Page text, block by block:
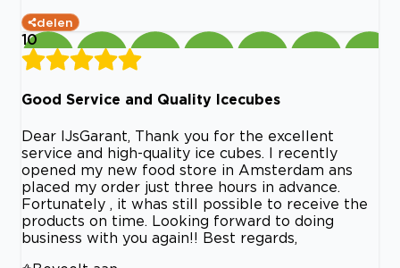
delen
10
Good Service and Quality Icecubes
Dear IJsGarant, Thank you for the excellent
service and high-quality ice cubes. I recently
opened my new food store in Amsterdam ans
placed my order just three hours in advance.
Fortunately , it whas still possible to receive the
products on time. Looking forward to doing
business with you again!! Best regards,